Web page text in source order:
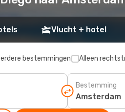
Vlucht + hotel
bestemmingen Alleen
Bestemming